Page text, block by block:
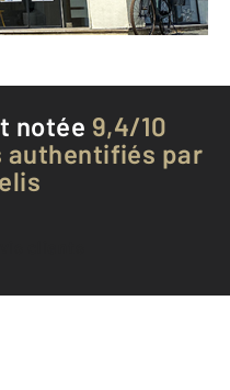
à l'agence
notée 9,4/10
authentifiés par
clients